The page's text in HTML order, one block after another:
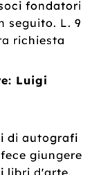
fondatori
seguito. L. 9
richiesta
Luigi
di autografi
giungere
libri d'arte.